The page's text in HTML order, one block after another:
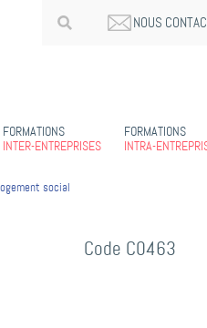
NOUS
FORMATIONS
INTRA-
FORMATIONS
INTER-ENTREPRISES
social
Code C0463